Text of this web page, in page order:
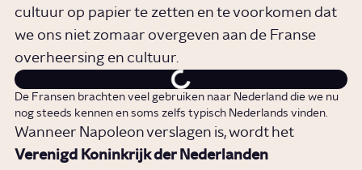
cultuur op papier te zetten en te voorkomen dat
we ons niet zomaar overgeven aan de Franse
overheersing en cultuur.
De Fransen brachten veel gebruiken naar Nederland die we nu
nog steeds kennen en soms zelfs typisch Nederlands vinden.
Wanneer Napoleon verslagen is, wordt het
Verenigd Koninkrijk der Nederlanden